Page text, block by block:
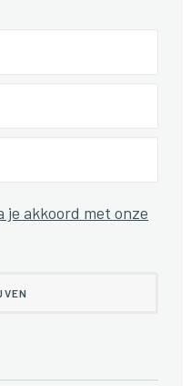
je akkoord met onze